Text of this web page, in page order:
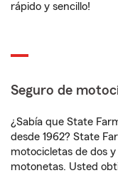
rápido y sencillo!
Seguro de
¿Sabía que State
desde 1962? State
motocicletas de dos
motonetas. Usted